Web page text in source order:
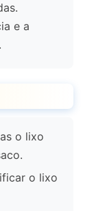
e a
o lixo
o lixo